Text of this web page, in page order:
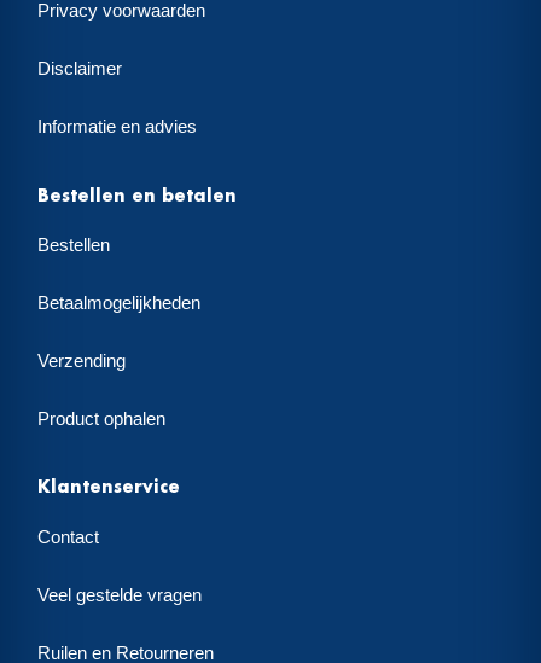
Privacy voorwaarden
Disclaimer
Informatie en advies
Bestellen en betalen
Bestellen
Betaalmogelijkheden
Verzending
Product ophalen
Klantenservice
Contact
Veel gestelde vragen
Ruilen en Retourneren